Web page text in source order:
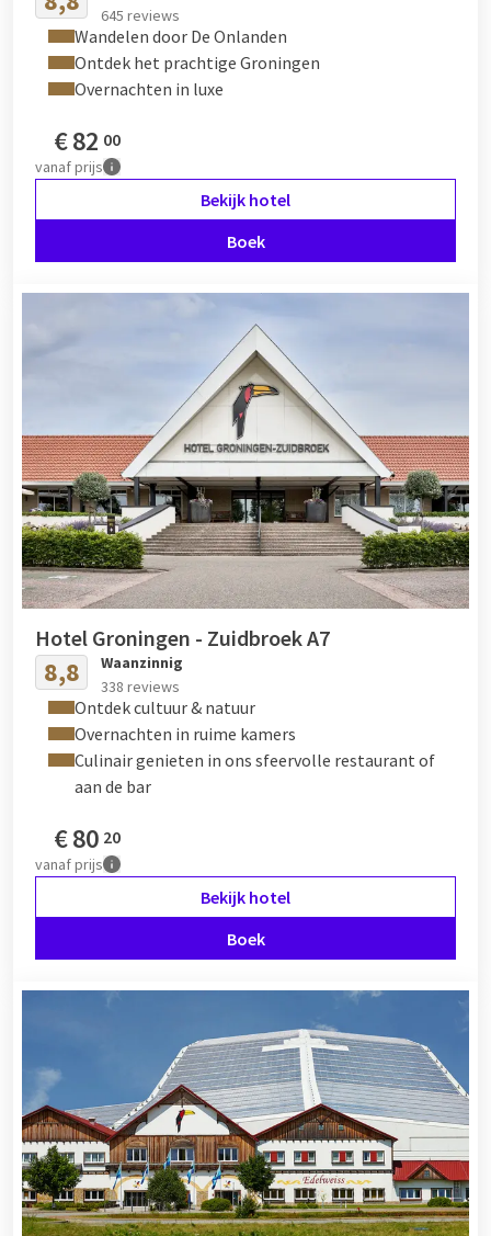
645 reviews
Wandelen door De Onlanden
Ontdek het prachtige Groningen
Overnachten in luxe
€82 00
vanafprijs
Bekijk hotel
Boek
Hotel Groningen - Zuidbroek A7
8,8
Waanzinnig
338 reviews
Ontdek cultuur & natuur
Overnachten in ruime kamers
Culinair genieten in ons sfeervolle restaurant of
aan de bar
€80 20
vanafprijs
Bekijk hotel
Boek